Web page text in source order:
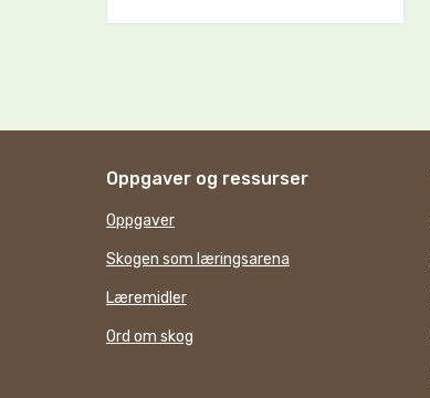
Oppgaver og ressurser
Oppgaver
Skogen som læringsarena
Læremidler
Ord om skog